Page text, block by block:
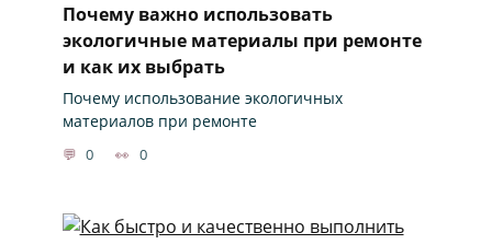
Почему важно использовать
экологичные материалы при ремонте
и как их выбрать
Почему использование экологичных
материалов при ремонте
0 0